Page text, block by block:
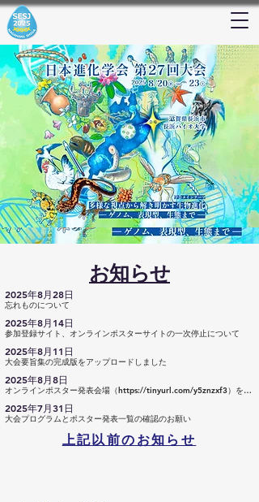
お知らせ
2025年8月28日
忘れものについて
2025年8月14日
参加登録サイト、オンラインポスターサイトの一次停止について
2025年8月11日
大会要旨集の完成版をアップロードしました
2025年8月8日
オンラインポスター発表会場（https://tinyurl.com/y5znzxf3）を開設しました
2025年7月31日
大会プログラムとポスター発表一覧の確認のお願い
上記以前のお知らせ